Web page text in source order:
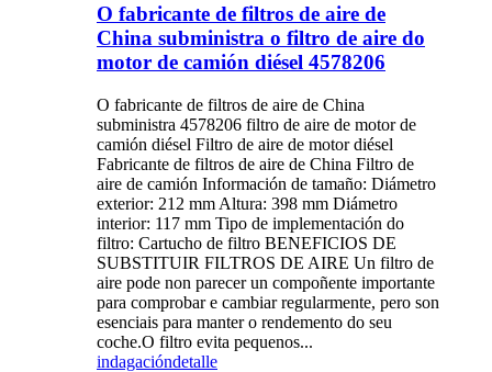
O fabricante de filtros de aire de
China subministra o filtro de aire do
motor de camión diésel 4578206
O fabricante de filtros de aire de China
subministra 4578206 filtro de aire de motor de
camión diésel Filtro de aire de motor diésel
Fabricante de filtros de aire de China Filtro de
aire de camión Información de tamaño: Diámetro
exterior: 212 mm Altura: 398 mm Diámetro
interior: 117 mm Tipo de implementación do
filtro: Cartucho de filtro BENEFICIOS DE
SUBSTITUIR FILTROS DE AIRE Un filtro de
aire pode non parecer un compoñente importante
para comprobar e cambiar regularmente, pero son
esenciais para manter o rendemento do seu
coche.O filtro evita pequenos...
indagacióndetalle